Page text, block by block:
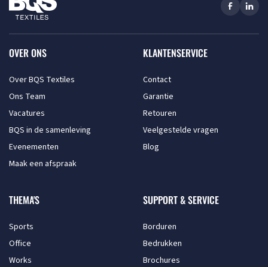
OVER ONS
Over BQS Textiles
Ons Team
Vacatures
BQS in de samenleving
Evenementen
Maak een afspraak
KLANTENSERVICE
Contact
Garantie
Retouren
Veelgestelde vragen
Blog
THEMA'S
Sports
Office
Works
SUPPORT & SERVICE
Borduren
Bedrukken
Brochures